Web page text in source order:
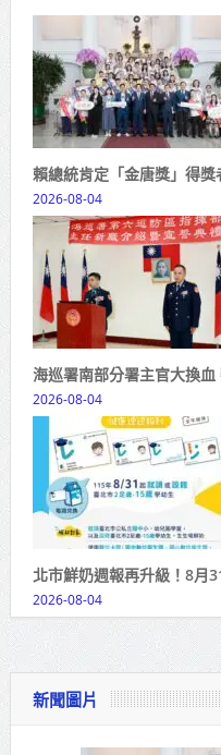
賴總統肯定「金唐獎」得
2026-08-04
海巡署南部分署主官大換
2026-08-04
北市鮮奶週報再升級！8月
2026-08-04
新聞圖片